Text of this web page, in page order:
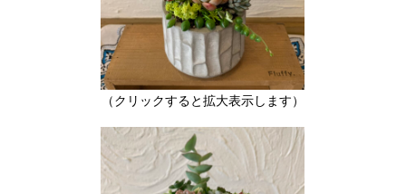
（クリックすると拡大表示します）